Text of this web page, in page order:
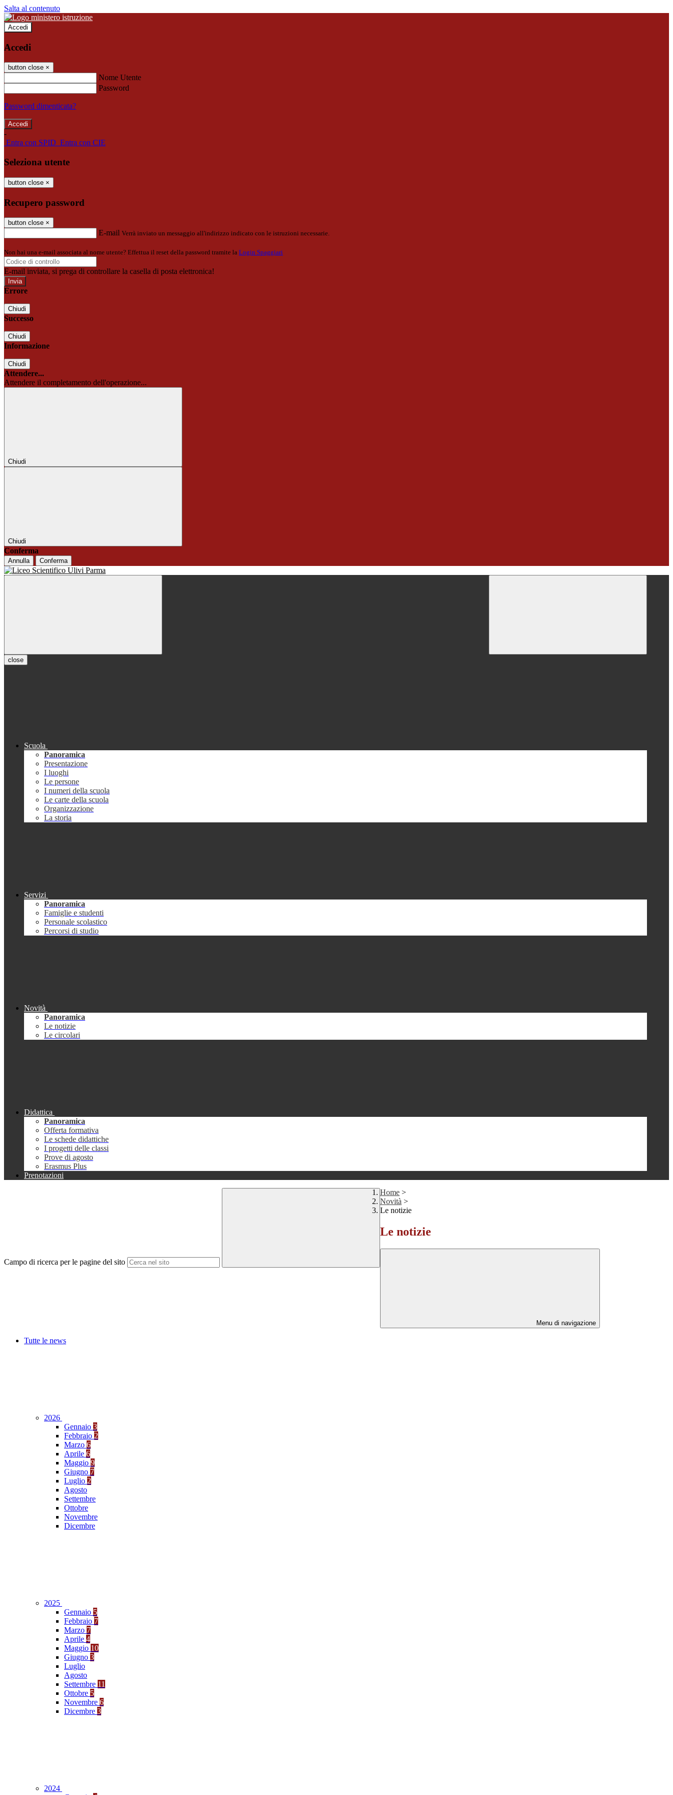
Salta al contenuto
Accedi
Accedi
button close ×
Nome Utente
Password
Password dimenticata?
-
Entra con SPID Entra con CIE
Seleziona utente
button close ×
Recupero password
button close ×
E-mail Verrà inviato un messaggio all'indirizzo indicato con le istruzioni necessarie.
Non hai una e-mail associata al nome utente? Effettua il reset della password tramite la Login Spaggiari
E-mail inviata, si prega di controllare la casella di posta elettronica!
Errore
Chiudi
Successo
Chiudi
Informazione
Chiudi
Attendere...
Attendere il completamento dell'operazione...
Chiudi
Chiudi
Conferma
Annulla Conferma
close
Scuola
Panoramica
Presentazione
I luoghi
Le persone
I numeri della scuola
Le carte della scuola
Organizzazione
La storia
Servizi
Panoramica
Famiglie e studenti
Personale scolastico
Percorsi di studio
Novità
Panoramica
Le notizie
Le circolari
Didattica
Panoramica
Offerta formativa
Le schede didattiche
I progetti delle classi
Prove di agosto
Erasmus Plus
Prenotazioni
Campo di ricerca per le pagine del sito
Home >
Novità >
Le notizie
Le notizie
Menu di navigazione
Tutte le news
2026
Gennaio 3
Febbraio 2
Marzo 6
Aprile 6
Maggio 9
Giugno 7
Luglio 2
Agosto
Settembre
Ottobre
Novembre
Dicembre
2025
Gennaio 5
Febbraio 7
Marzo 7
Aprile 4
Maggio 10
Giugno 3
Luglio
Agosto
Settembre 11
Ottobre 5
Novembre 6
Dicembre 3
2024